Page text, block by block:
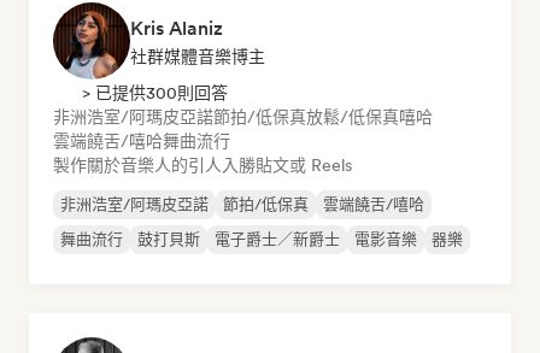
Kris Alaniz
社群媒體音樂博主
> 已提供300則回答
非洲浩室/阿瑪皮亞諾節拍/低保真放鬆/低保真嘻哈
雲端饒舌/嘻哈舞曲流行
製作關於音樂人的引人入勝貼文或 Reels
非洲浩室/阿瑪皮亞諾 節拍/低保真
雲端饒舌/嘻哈
舞曲流行
鼓打貝斯 電子爵士／新爵士 電影音樂 器樂